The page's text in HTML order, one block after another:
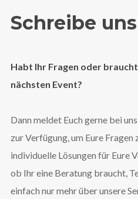
Schreibe
Habt Ihr Fragen oder
nächsten Event?
Dann meldet Euch gerne bei
zur Verfügung, um Eure
individuelle Lösungen für Eure
ob Ihr eine Beratung braucht,
einfach nur mehr über unsere